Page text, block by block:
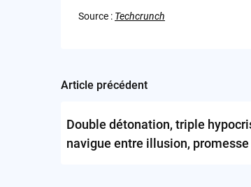
Source : Techcrunch
Post
navigation
Article précédent
Double détonation, triple
navigue entre illusion,